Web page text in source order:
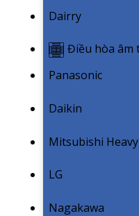
Dairry
Điều hòa âm
Panasonic
Daikin
Mitsubishi Heavy
LG
Nagakawa